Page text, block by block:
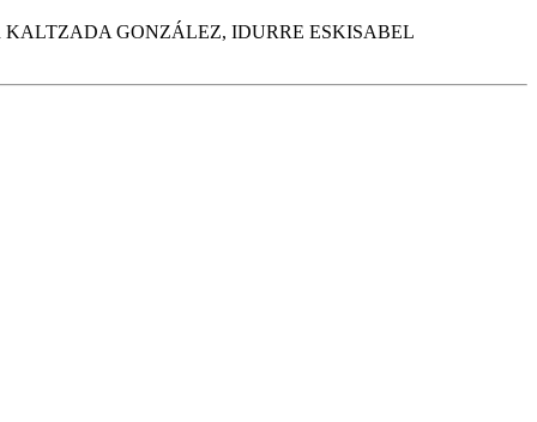
GONZÁLEZ, IDURRE ESKISABEL